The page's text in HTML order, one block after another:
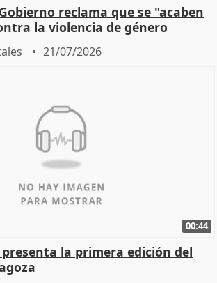
reclama que se "acaben
la violencia de género
21/07/2026
00:44
la primera edición del